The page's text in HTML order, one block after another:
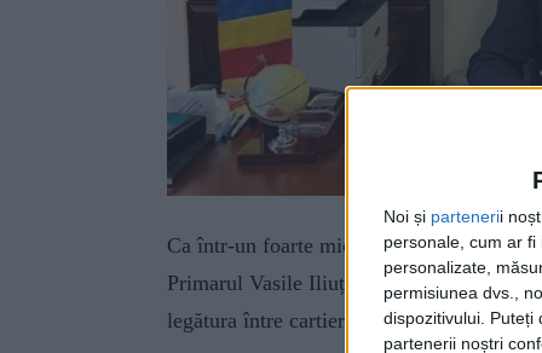
Noi și partenerii
personale, cum ar
personalizate,
permisiunea dvs.,
dispozitivului. Puteți
partenerii noștri
Ca într-un foarte mic oraș german, la
Primarul Vasile Iliuț a spus că pista va
legătura între cartierul Laura și zona